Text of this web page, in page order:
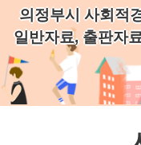
의정부시 사회적
일반자료, 출판자